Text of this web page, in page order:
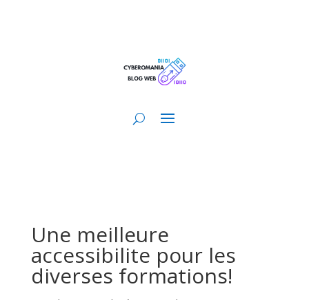
Une meilleure
accessibilite pour les
diverses formations!